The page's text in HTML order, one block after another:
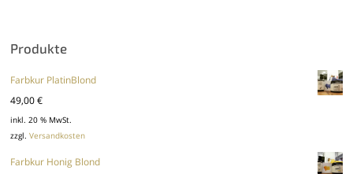
Produkte
Farbkur PlatinBlond
49,00€
inkl. 20 % MwSt.
zzgl.Versandkosten
Farbkur Honig Blond